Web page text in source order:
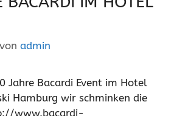
von admin
Jahre Bacardi Event im Hotel
Hamburg wir schminken die
www.bacardi-